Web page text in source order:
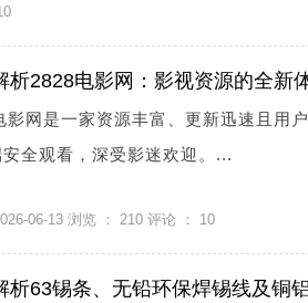
析2828电影网：影视资源的全新
影网是一家资源丰富、更新迅速且用
安全观看，深受影迷欢迎。...
06-13 浏览 ： 210 评论 ： 10
析63锡条、无铅环保焊锡线及铜